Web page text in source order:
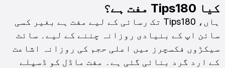
کیا Tips180 مفت ہے؟
ہاں، Tips180 تک رسائی کے لیے مفت ہے بغیر کسی
سائن اپ کے بنیادی روزانہ چننے کے لیے۔ سائٹ
سیکڑوں فکسچرز میں اعلی حجم کی روزانہ اشاعت
کے ارد گرد بنائی گئی ہے۔ مفت ماڈل کو ڈسپلے